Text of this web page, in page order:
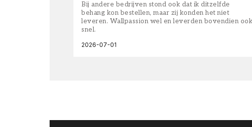
Bij andere bedrijven stond ook dat ik ditzelfde
behang kon bestellen, maar zij konden het niet
leveren. Wallpassion wel en leverden bovendien ook
snel.
2026-07-01